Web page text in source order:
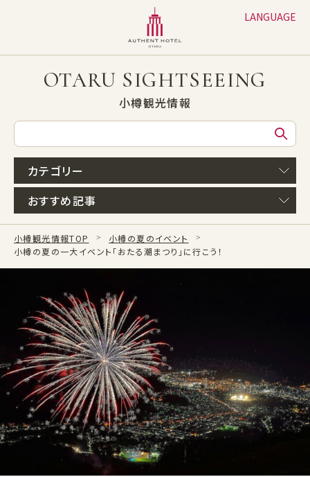
LANGUAGE
日本語
English
繁体字
OTARU SIGHTSEEING
小樽観光情報
カテゴリー
おすすめ記事
小樽観光情報TOP
小樽の夏のイベント
小樽の夏の一大イベント「おたる潮まつり」に行こう！